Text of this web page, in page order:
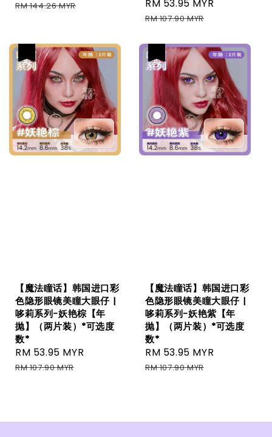
price
RM 144.26 MYR
Sale
price
RM 53.95 MYR
RM 107.90 MYR
【魔法瞳话】韩国进口彩
色隐形眼镜美瞳大眼仔 |
哆莉系列-妖艳棕【年
抛】（两片装）*可选度
数*
Sale
price
RM 53.95 MYR
RM 107.90 MYR
【魔法瞳话】韩国进口彩
色隐形眼镜美瞳大眼仔 |
哆莉系列-妖艳紫【年
抛】（两片装）*可选度
数*
Sale
price
RM 53.95 MYR
RM 107.90 MYR